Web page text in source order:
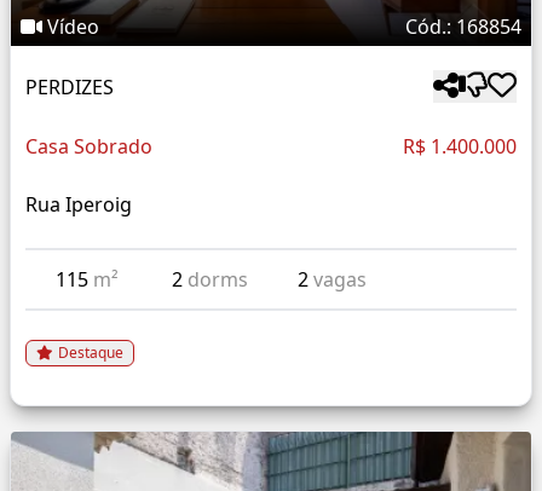
Vídeo Cód.: 168854
PERDIZES
Casa Sobrado R$ 1.400.000
Rua Iperoig
115 m² 2 dorms 2vagas
Destaque